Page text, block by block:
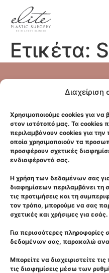
Χρησιμοποιούμε cookies για να
στον ιστότοπό μας. Τα cookies
περιλαμβάνουν cookies για
οποία χρησιμοποιούν τα
προσφέρουν σχετικές
ενδιαφέροντά σας.
Η χρήση των δεδομένων σας
διαφημίσεων περιλαμβάνει τη
τις προτιμήσεις και τη
τον τρόπο, μπορούμε να σας
σχετικές και χρήσιμες για εσάς.
Για περισσότερες πληροφορίες
δεδομένων σας, παρακαλώ
Μπορείτε να διαχειριστείτε
τις διαφημίσεις μέσω των
Ετικέτα: